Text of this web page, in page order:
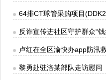
64排CT球管采购项目
反诈宣传进社区守护群众“
卢红在全区渝快办app防汛
黎勇赴驻涪某部队走访慰问